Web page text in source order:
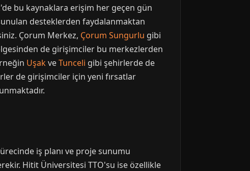
bu kaynaklara erişim her geçen gün
desteklerden faydalanmaktan
Çorum Merkez, Çorum Sungurlu gibi
de girişimciler bu merkezlerden
UşakveTunceli gibi şehirlerde de
de girişimciler için yeni fırsatlar
iş planı ve proje sunumu
Hitit Üniversitesi TTO'su ise özellikle